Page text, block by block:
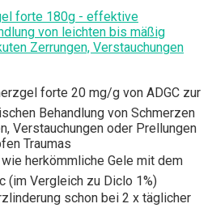
forte 180g - effektive
von leichten bis mäßig
Zerrungen, Verstauchungen
forte 20 mg/g von ADGC zur
Behandlung von Schmerzen
Verstauchungen oder Prellungen
Traumas
herkömmliche Gele mit dem
(im Vergleich zu Diclo 1%)
schon bei 2 x täglicher